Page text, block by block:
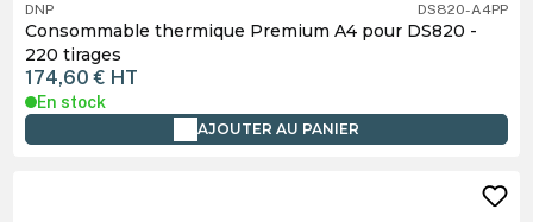
DNP DS820-A4PP
Consommable thermique Premium A4 pour DS820 -
220 tirages
174,60 € HT
En stock
AJOUTER AU PANIER